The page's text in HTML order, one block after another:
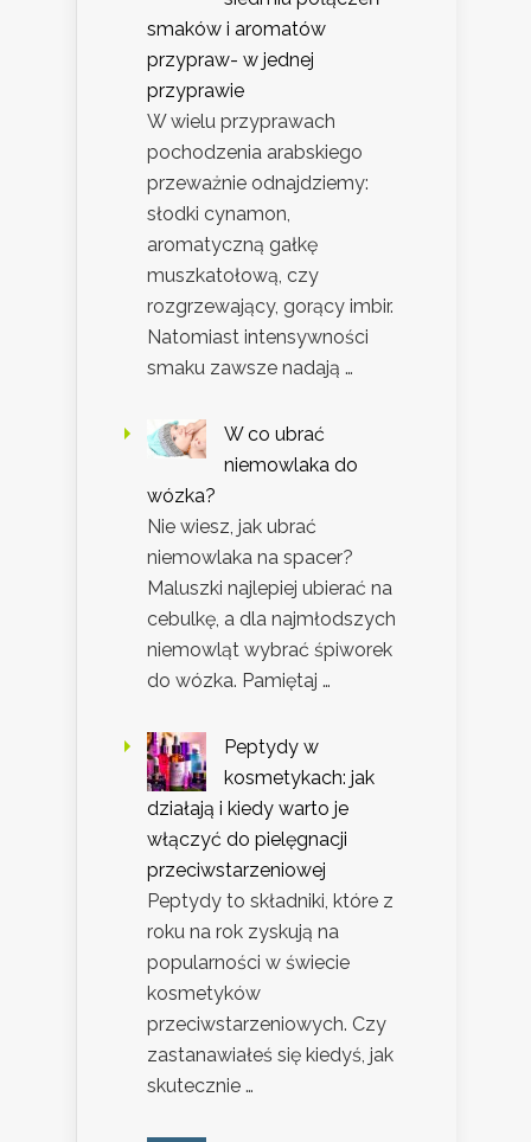
smaków i aromatów
przypraw- w jednej
przyprawie
W wielu przyprawach
pochodzenia arabskiego
przeważnie odnajdziemy:
słodki cynamon,
aromatyczną gałkę
muszkatołową, czy
rozgrzewający, gorący imbir.
Natomiast intensywności
smaku zawsze nadają …
W co ubrać
niemowlaka do
wózka?
Nie wiesz, jak ubrać
niemowlaka na spacer?
Maluszki najlepiej ubierać na
cebulkę, a dla najmłodszych
niemowląt wybrać śpiworek
do wózka. Pamiętaj …
Peptydy w
kosmetykach: jak
działają i kiedy warto je
włączyć do pielęgnacji
przeciwstarzeniowej
Peptydy to składniki, które z
roku na rok zyskują na
popularności w świecie
kosmetyków
przeciwstarzeniowych. Czy
zastanawiałeś się kiedyś, jak
skutecznie …